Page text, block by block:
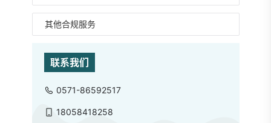
其他合规服务
联系我们
0571-86592517
18058418258